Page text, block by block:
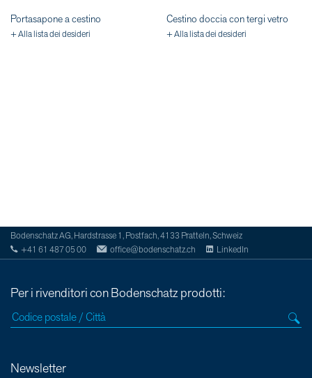
Portasapone a cestino
+ Alla lista dei desideri
Cestino doccia con tergi vetro
+ Alla lista dei desideri
Bodenschatz AG, Hardstrasse 1, Postfach, 4133 Pratteln, Schweiz
+41 61 487 05 00
office@bodenschatz.ch LinkedIn
Per i rivenditori con Bodenschatz prodotti:
Newsletter